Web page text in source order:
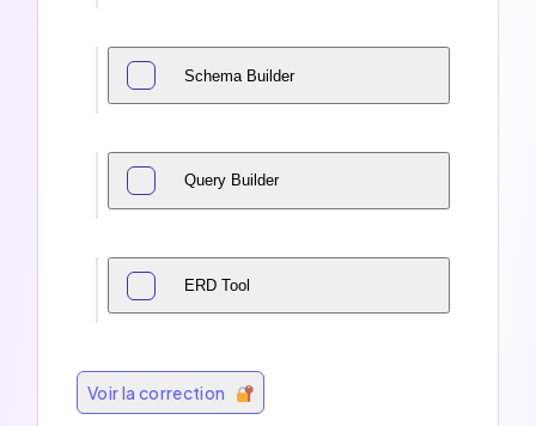
Schema Builder
Query Builder
ERD Tool
Voir la correction